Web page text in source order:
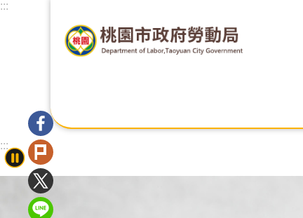
跳到主要內容區塊
:::
:::